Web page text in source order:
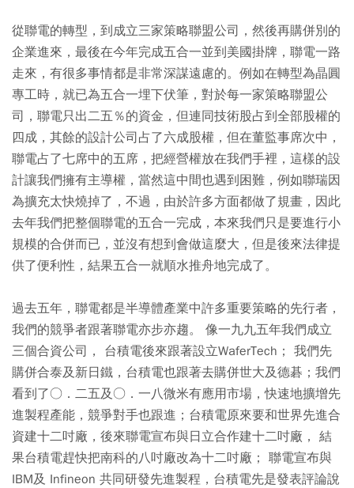
從聯電的轉型，到成立三家策略聯盟公司，然後再購併別的
企業進來，最後在今年完成五合一並到美國掛牌，聯電一路
走來，有很多事情都是非常深謀遠慮的。例如在轉型為晶圓
專工時，就已為五合一埋下伏筆，對於每一家策略聯盟公
司，聯電只出二五％的資金，但連同技術股占到全部股權的
四成，其餘的設計公司占了六成股權，但在董監事席次中，
聯電占了七席中的五席，把經營權放在我們手裡，這樣的設
計讓我們擁有主導權，當然這中間也遇到困難，例如聯瑞因
為擴充太快燒掉了，不過，由於許多方面都做了規畫，因此
去年我們把整個聯電的五合一完成，本來我們只是要進行小
規模的合併而已，並沒有想到會做這麼大，但是後來法律提
供了便利性，結果五合一就順水推舟地完成了。
過去五年，聯電都是半導體產業中許多重要策略的先行者，
我們的競爭者跟著聯電亦步亦趨。 像一九九五年我們成立
三個合資公司， 台積電後來跟著設立WaferTech； 我們先
購併合泰及新日鐵，台積電也跟著去購併世大及德碁；我們
看到了○．二五及○．一八微米有應用市場，快速地擴增先
進製程產能，競爭對手也跟進；台積電原來要和世界先進合
資建十二吋廠，後來聯電宣布與日立合作建十二吋廠， 結
果台積電趕快把南科的八吋廠改為十二吋廠； 聯電宣布與
IBM及 Infineon 共同研發先進製程，台積電先是發表評論說